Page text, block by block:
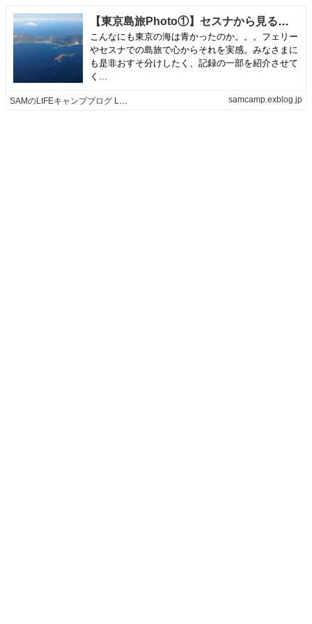
【東京島旅Photo①】セスナから見るアイランドブルー＆横浜東京空撮 | SAMのLIFEキャンプブログ Life is like camping!
こんなにも東京の海は青かったのか。。。フェリー
やセスナでの島旅で心からそれを実感。みなさまに
も是非おすそ分けしたく、記録の一部を紹介させて
く...
SAMのLIFEキャンプブログ Life is like camping! samcamp.exblog.jp